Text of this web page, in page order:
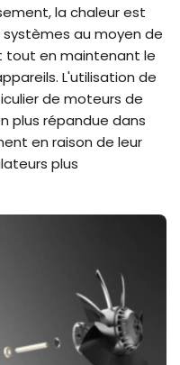
la chaleur est
au moyen de
tout en maintenant le
L'utilisation de
de moteurs de
plus répandue dans
en raison de leur
plus